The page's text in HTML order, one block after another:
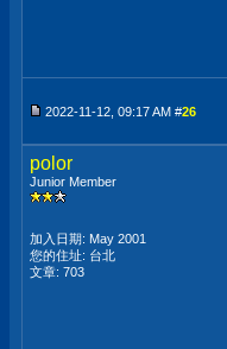
2022-11-12, 09:17 AM #26
polor
Junior Member
加入日期: May 2001
您的住址: 台北
文章: 703